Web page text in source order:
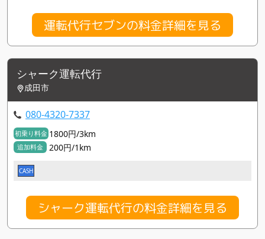
運転代行セブンの料金詳細を見る
シャーク運転代行
成田市
080-4320-7337
初乗り料金 1800円/3km
追加料金 200円/1km
CASH
シャーク運転代行の料金詳細を見る